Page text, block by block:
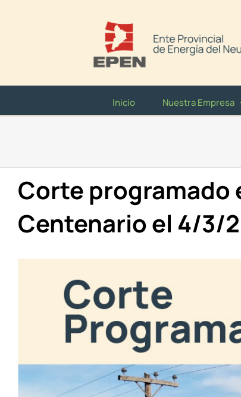
Inicio Nuestra Empresa
Corte programado
Centenario el 4/3/